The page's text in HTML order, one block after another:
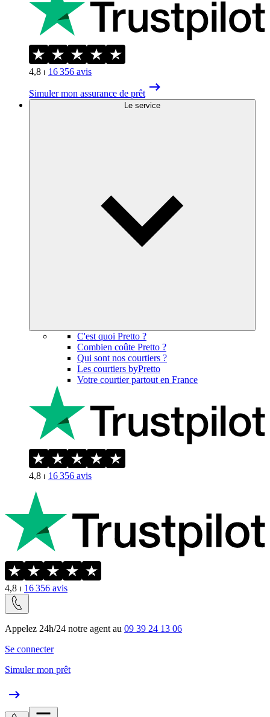
4,8 ⏐ 16 356 avis
Simuler mon assurance de prêt
Le service
C'est quoi Pretto ?
Combien coûte Pretto ?
Qui sont nos courtiers ?
Les courtiers byPretto
Votre courtier partout en France
4,8 ⏐ 16 356 avis
4,8 ⏐ 16 356 avis
Appelez 24h/24 notre agent au 09 39 24 13 06
Se connecter
Simuler mon prêt